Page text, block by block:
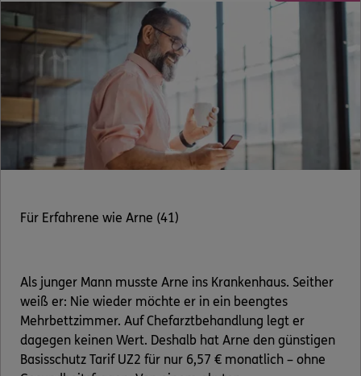
Für Erfahrene wie Arne (41)
Als junger Mann musste Arne ins Krankenhaus. Seither
weiß er: Nie wieder möchte er in ein beengtes
Mehrbettzimmer. Auf Chefarztbehandlung legt er
dagegen keinen Wert. Deshalb hat Arne den günstigen
Basisschutz Tarif UZ2 für nur 6,57 € monatlich – ohne